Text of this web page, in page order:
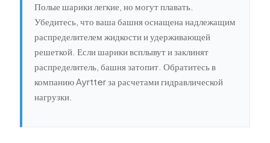
Полые шарики легкие, но могут плавать.
Убедитесь, что ваша башня оснащена надлежащим
распределителем жидкости и удерживающей
решеткой. Если шарики всплывут и заклинят
распределитель, башня затопит. Обратитесь в
компанию Ayrtter за расчетами гидравлической
нагрузки.